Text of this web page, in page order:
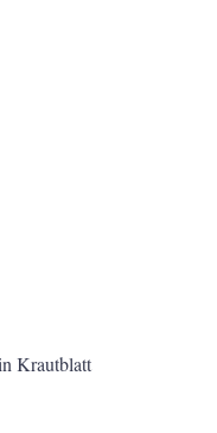
Krautblatt